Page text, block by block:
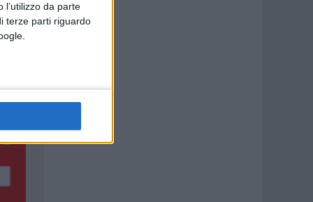
da parte
terze parti riguardo